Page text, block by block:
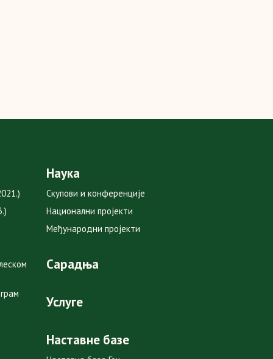
Наука
Скупови и конференције
Национални пројекти
Међународни пројекти
Сарадња
Услуге
Наставне базе